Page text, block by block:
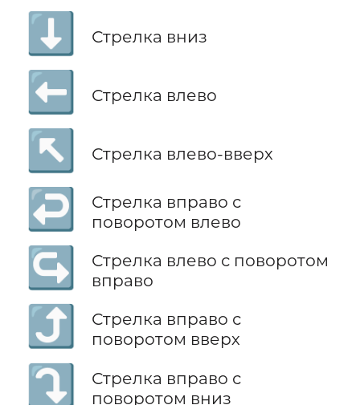
⬇️ Стрелка вниз
⬅️ Стрелка влево
↖️ Стрелка влево-вверх
↩️
Стрелка вправо с
поворотом влево
↪️
Стрелка влево с поворотом
вправо
⤴️
Стрелка вправо с
поворотом вверх
⤵️
Стрелка вправо с
поворотом вниз